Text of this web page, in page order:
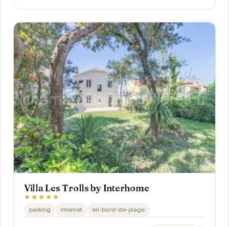
Villa Les Trolls by Interhome
★★★★★
parking internet en-bord-de-plage